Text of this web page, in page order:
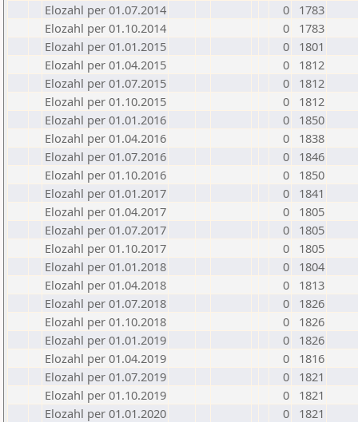
Elozahl per 01.07.2014
0
1783
Elozahl per 01.10.2014
0
1783
Elozahl per 01.01.2015
0
1801
Elozahl per 01.04.2015
0
1812
Elozahl per 01.07.2015
0
1812
Elozahl per 01.10.2015
0
1812
Elozahl per 01.01.2016
0
1850
Elozahl per 01.04.2016
0
1838
Elozahl per 01.07.2016
0
1846
Elozahl per 01.10.2016
0
1850
Elozahl per 01.01.2017
0
1841
Elozahl per 01.04.2017
0
1805
Elozahl per 01.07.2017
0
1805
Elozahl per 01.10.2017
0
1805
Elozahl per 01.01.2018
0
1804
Elozahl per 01.04.2018
0
1813
Elozahl per 01.07.2018
0
1826
Elozahl per 01.10.2018
0
1826
Elozahl per 01.01.2019
0
1826
Elozahl per 01.04.2019
0
1816
Elozahl per 01.07.2019
0
1821
Elozahl per 01.10.2019
0
1821
Elozahl per 01.01.2020
0
1821